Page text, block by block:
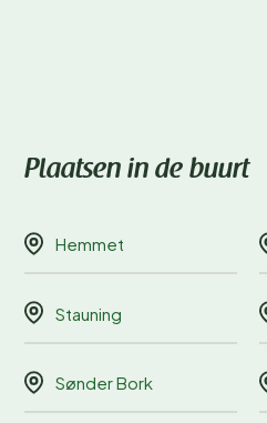
Plaatsen in de buurt
Hemmet
Stauning
Sønder Bork